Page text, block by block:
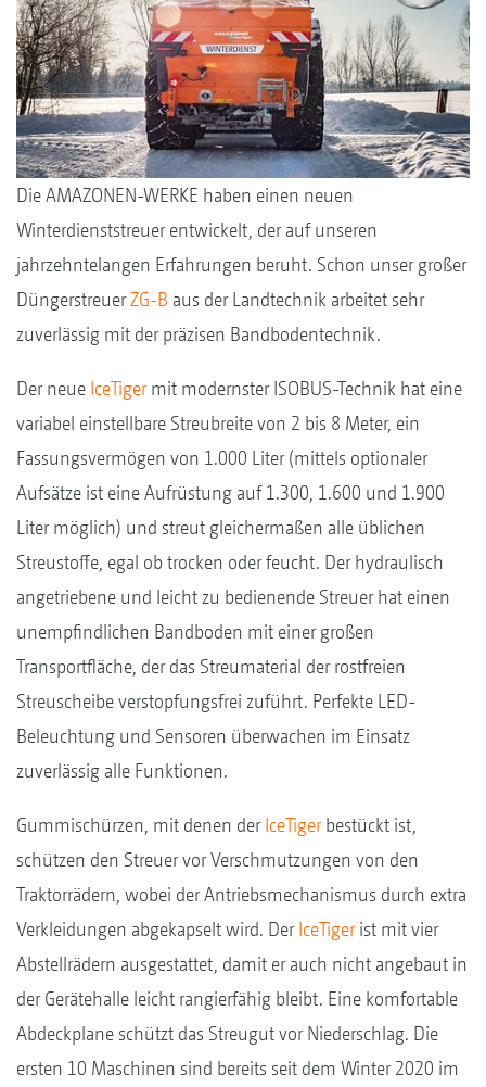
Die AMAZONEN-WERKE haben einen neuen
Winterdienststreuer entwickelt, der auf unseren
jahrzehntelangen Erfahrungen beruht. Schon unser großer
DüngerstreuerZG-B aus der Landtechnik arbeitet sehr
zuverlässig mit der präzisen Bandbodentechnik.
Der neue IceTigermit modernster ISOBUS-Technik hat eine
variabel einstellbare Streubreite von 2 bis 8 Meter, ein
Fassungsvermögen von 1.000 Liter (mittels optionaler
Aufsätze ist eine Aufrüstung auf 1.300, 1.600 und 1.900
Liter möglich) und streut gleichermaßen alle üblichen
Streustoffe, egal ob trocken oder feucht. Der hydraulisch
angetriebene und leicht zu bedienende Streuer hat einen
unempfindlichen Bandboden mit einer großen
Transportfläche, der das Streumaterial der rostfreien
Streuscheibe verstopfungsfrei zuführt. Perfekte LED-
Beleuchtung und Sensoren überwachen im Einsatz
zuverlässig alle Funktionen.
Gummischürzen, mit denen derIceTigerbestückt ist,
schützen den Streuer vor Verschmutzungen von den
Traktorrädern, wobei der Antriebsmechanismus durch extra
Verkleidungen abgekapselt wird. DerIceTigerist mit vier
Abstellrädern ausgestattet, damit er auch nicht angebaut in
der Gerätehalle leicht rangierfähig bleibt. Eine komfortable
Abdeckplane schützt das Streugut vor Niederschlag. Die
ersten 10 Maschinen sind bereits seit dem Winter 2020 im